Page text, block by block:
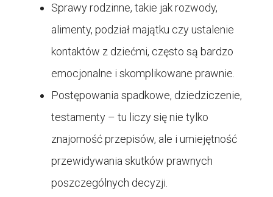
Sprawy rodzinne, takie jak rozwody,
alimenty, podział majątku czy ustalenie
kontaktów z dziećmi, często są bardzo
emocjonalne i skomplikowane prawnie.
Postępowania spadkowe, dziedziczenie,
testamenty – tu liczy się nie tylko
znajomość przepisów, ale i umiejętność
przewidywania skutków prawnych
poszczególnych decyzji.